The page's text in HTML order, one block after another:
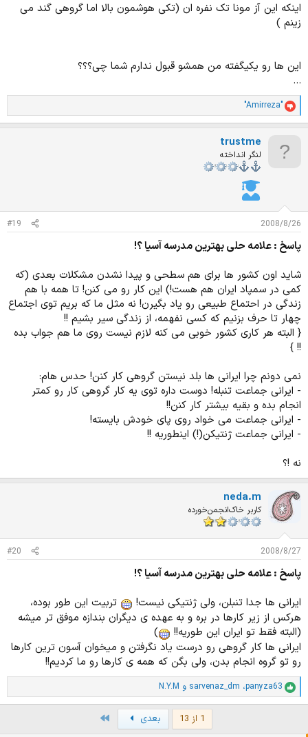
اینکه این آز مونا تک نفره ان (تکی هوشمون بالا اما گروهی گند می
زینم )
این ها رو یکیگفته من همشو قبول ندارم شما چی؟؟؟
...
ا
م
"Amirreza"
trustme
لنگر انداخته
2008/8/26
#19
پاسخ : علامه حلی بهترین مدرسه آسیا ؟!
شاید اون کشور ها برای هم سطحی و پیدا نشدن مشکلات بعدی (که
کمی در سمپاد ایران هم هست!) این کار رو می کنن! تا همه با هم
زندگی در احتماع طبیعی رو یاد بگیرن! نه مثل ما که بریم توی اجتماع
چهار تا حرف بزنیم که کسی نفهمه، از زندگی سیر بشیم !!
{ البته هر کاری کشور خوبی می کنه لازم نیست روی ما هم جواب بده
!! }
نمی دونم چرا ایرانی ها بلد نیستن گروهی کار کنن! حدس هام:
- ایرانی جماعت تنبله! دوست داره توی یه کار گروهی کار رو کمتر
انجام بده و بقیه بیشتر کار کنن!!
- ایرانی جماعت می خواد روی پای خودش بایسته!
- ایرانی جماعت ژنتیکن(!) اینطوریه !!
نه !؟
neda.m
کاربر خاک‌انجمن‌خورده
2008/8/27
#20
پاسخ : علامه حلی بهترین مدرسه آسیا ؟!
ایرانی ها جدا تنبلن، ولی ژنتیکی نیست!
تربیت این طور بوده،
هرکس از زیر کارها در بره و به عهده ی دیگران بندازه موفق تر میشه
(البته فقط تو ایران این طوریه!!
)
ایرانی ها کار گروهی رو درست یاد نگرفتن و میخوان آسون ترین کارها
رو تو گروه انجام بدن، ولی بگن که همه ی کارها رو ما کردیم!!
ا
م
panyza63، sarvenaz_dm و N.Y.M
1 از 13 بعدی